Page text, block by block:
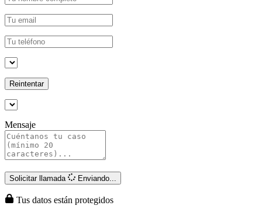
Reintentar
Mensaje
Solicitar llamada Enviando...
Tus datos están protegidos